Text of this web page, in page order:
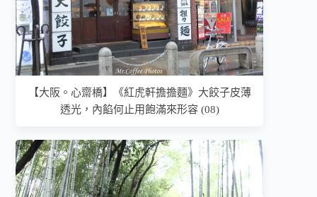
【大阪。心齋橋】《紅虎軒擔擔麵》大餃子皮薄
透光，內餡何止用飽滿來形容 (08)